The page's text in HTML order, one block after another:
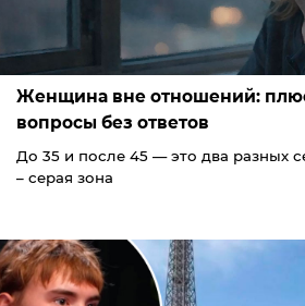
Женщина вне отношений:
вопросы без ответов
До 35 и после 45 — это два разных
– серая зона